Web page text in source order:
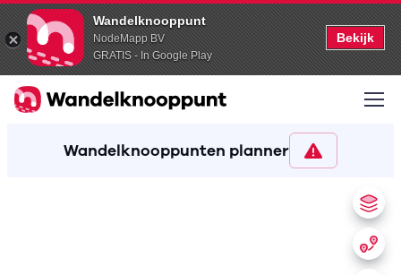
Wandelknooppunt
NodeMapp BV
GRATIS - In Google Play
Bekijk
Wandelknooppunten planner